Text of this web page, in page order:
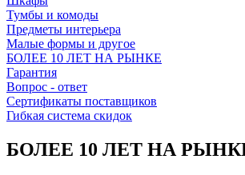
Тумбы и комоды
Предметы интерьера
Малые формы и другое
БОЛЕЕ 10 ЛЕТ НА РЫНКЕ
Гарантия
Вопрос - ответ
Сертификаты поставщиков
Гибкая система скидок
БОЛЕЕ 10 ЛЕТ НА